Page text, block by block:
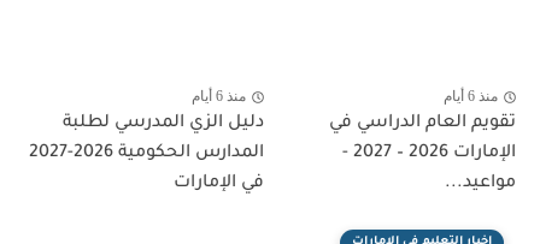
منذ 6 أيام
العام الدراسي في
الإمارات 2026 – 2027 -
منذ 6 أيام
دليل الزي المدرسي لطلبة
المدارس الحكومية 2026-2027
في الإمارات